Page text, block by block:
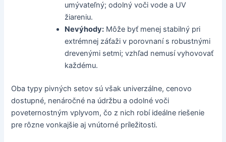
umývateľný; odolný voči vode a UV
žiareniu.
Nevýhody: Môže byť menej stabilný pri
extrémnej záťaži v porovnaní s robustnými
drevenými setmi; vzhľad nemusí vyhovovať
každému.
Oba typy pivných setov sú však univerzálne, cenovo
dostupné, nenáročné na údržbu a odolné voči
poveternostným vplyvom, čo z nich robí ideálne riešenie
pre rôzne vonkajšie aj vnútorné príležitosti.